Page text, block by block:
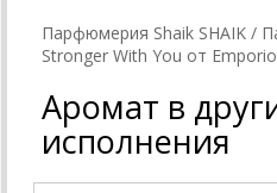
Парфюмерия Shaik SHAIK /
Stronger With You от
Аромат в
исполнения